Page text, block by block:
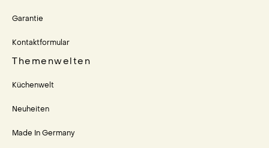
Garantie
Kontaktformular
Themenwelten
Küchenwelt
Neuheiten
Made In Germany